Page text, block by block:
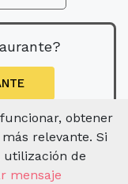
obtener
relevante. Si
utilización de
mensaje